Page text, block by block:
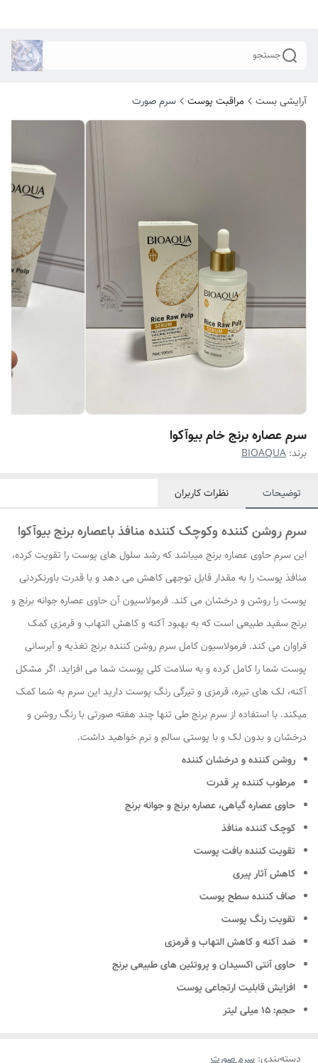
جستجو
آرایشی بست مراقبت پوست سرم صورت
سرم عصاره برنج خام بیوآکوا
برند: BIOAQUA
توضیحات نظرات کاربران
سرم روشن کننده وکوچک کننده منافذ باعصاره برنج بیوآکوا
این سرم حاوی عصاره برنج میباشد که رشد سلول های پوست را تقویت کرده،
منافذ پوست را به مقدار قابل توجهی کاهش می دهد و با قدرت باورنکردنی
پوست را روشن و درخشان می کند. فرمولاسیون آن حاوی عصاره جوانه برنج و
برنج سفید طبیعی است که به بهبود آکنه و کاهش التهاب و قرمزی کمک
فراوان می کند. فرمولاسیون کامل سرم روشن کننده برنج تغذیه و آبرسانی
پوست شما را کامل کرده و به سلامت کلی پوست شما می افزاید. اگر مشکل
آکنه، لک های تیره، قرمزی و تیرگی رنگ پوست دارید این سرم به شما کمک
میکند. با استفاده از سرم برنج طی تنها چند هفته صورتی با رنگ روشن و
درخشان و بدون لک و با پوستی سالم و نرم خواهید داشت.
روشن کننده و درخشان کننده
مرطوب کننده پر قدرت
حاوی عصاره گیاهی، عصاره برنج و جوانه برنج
کوچک کننده منافذ
تقویت کننده بافت پوست
کاهش آثار پیری
صاف کننده سطح پوست
تقویت رنگ پوست
ضد آکنه و کاهش التهاب و قرمزی
حاوی آنتی اکسیدان و پروتئین های طبیعی برنج
افزایش قابلیت ارتجاعی پوست
حجم: ۱۵ میلی لیتر
دسته‌بندی: سرم صورت